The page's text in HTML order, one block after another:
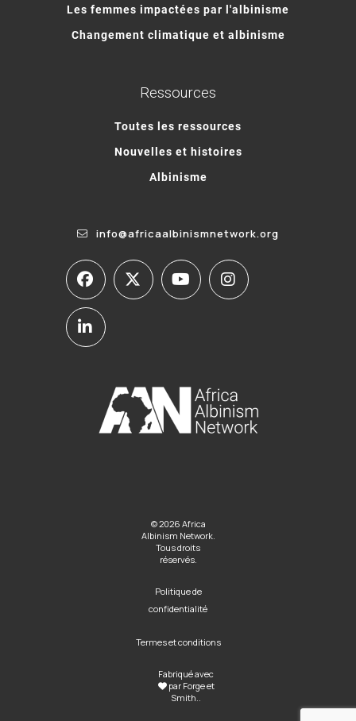
Les femmes impactées par l'albinisme
Changement climatique et albinisme
Ressources
Toutes les ressources
Nouvelles et histoires
Albinisme
info@africaalbinismnetwork.org
© 2026 Africa
Albinism Network.
Tous droits
réservés.
Politique de
confidentialité
Termes et conditions
Fabriqué avec
par Forge et
Smith